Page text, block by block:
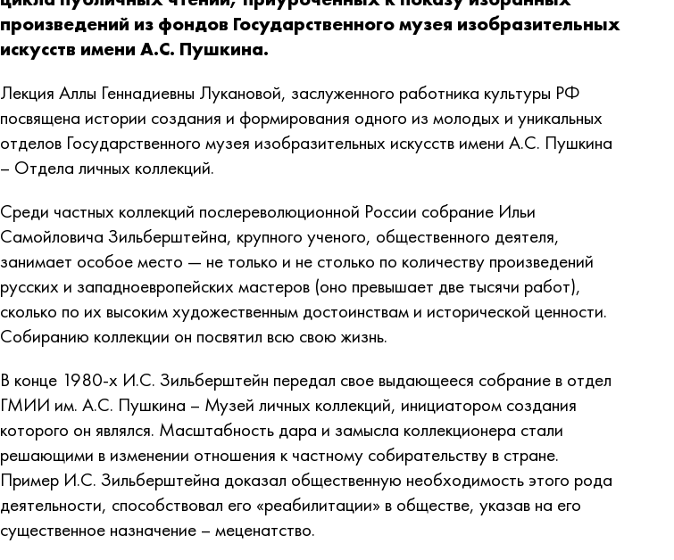
произведений из фондов Государственного музея изобразительных
искусств имени А.С. Пушкина.
Лекция Аллы Геннадиевны Лукановой, заслуженного работника культуры РФ
посвящена истории создания и формирования одного из молодых и уникальных
отделов Государственного музея изобразительных искусств имени А.С. Пушкина
– Отдела личных коллекций.
Среди частных коллекций послереволюционной России собрание Ильи
Самойловича Зильберштейна, крупного ученого, общественного деятеля,
занимает особое место — не только и не столько по количеству произведений
русских и западноевропейских мастеров (оно превышает две тысячи работ),
сколько по их высоким художественным достоинствам и исторической ценности.
Собиранию коллекции он посвятил всю свою жизнь.
В конце 1980-х И.С. Зильберштейн передал свое выдающееся собрание в отдел
ГМИИ им. А.С. Пушкина – Музей личных коллекций, инициатором создания
которого он являлся. Масштабность дара и замысла коллекционера стали
решающими в изменении отношения к частному собирательству в стране.
Пример И.С. Зильберштейна доказал общественную необходимость этого рода
деятельности, способствовал его «реабилитации» в обществе, указав на его
существенное назначение – меценатство.